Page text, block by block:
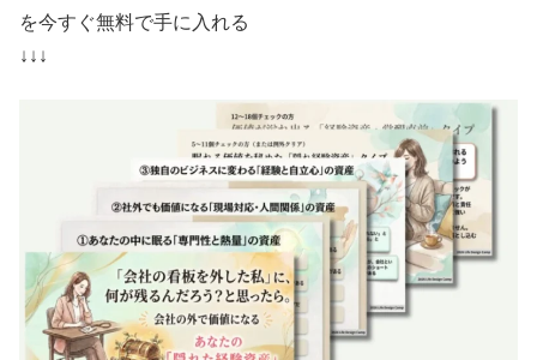
を今すぐ無料で手に入れる
↓↓↓